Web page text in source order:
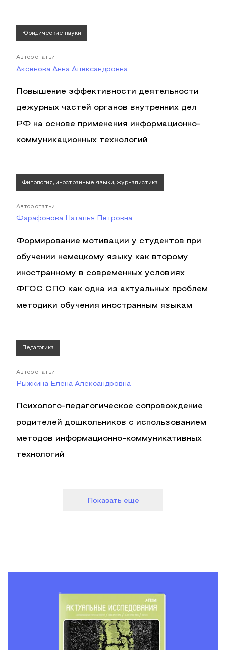
Юридические науки
Автор статьи
Аксенова Анна Александровна
Повышение эффективности деятельности
дежурных частей органов внутренних дел
РФ на основе применения информационно-
коммуникационных технологий
Филология, иностранные языки, журналистика
Автор статьи
Фарафонова Наталья Петровна
Формирование мотивации у студентов при
обучении немецкому языку как второму
иностранному в современных условиях
ФГОС СПО как одна из актуальных проблем
методики обучения иностранным языкам
Педагогика
Автор статьи
Рыжкина Елена Александровна
Психолого-педагогическое сопровождение
родителей дошкольников с использованием
методов информационно-коммуникативных
технологий
Показать еще